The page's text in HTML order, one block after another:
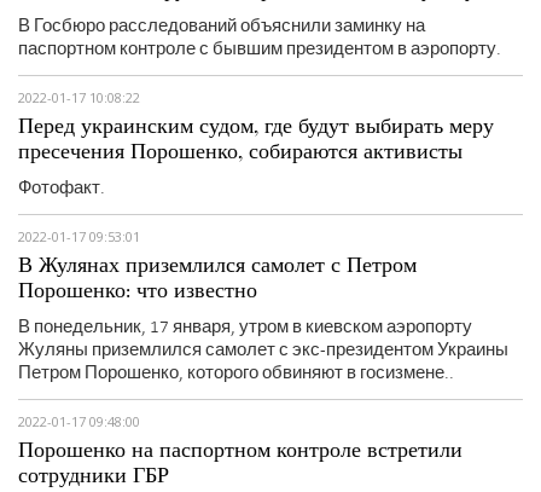
В Госбюро расследований объяснили заминку на
паспортном контроле с бывшим президентом в аэропорту.
2022-01-17 10:08:22
Перед украинским судом, где будут выбирать меру
пресечения Порошенко, собираются активисты
Фотофакт.
2022-01-17 09:53:01
В Жулянах приземлился самолет с Петром
Порошенко: что известно
В понедельник, 17 января, утром в киевском аэропорту
Жуляны приземлился самолет с экс-президентом Украины
Петром Порошенко, которого обвиняют в госизмене..
2022-01-17 09:48:00
Порошенко на паспортном контроле встретили
сотрудники ГБР